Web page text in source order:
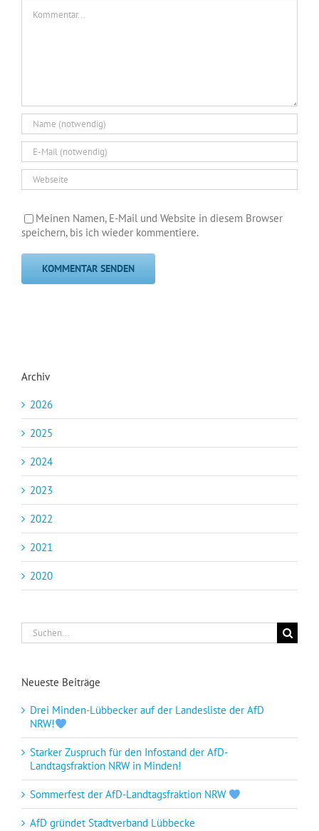
Meinen Namen, E-Mail und Website in diesem Browser
speichern, bis ich wieder kommentiere.
Archiv
2026
2025
2024
2023
2022
2021
2020
Suche
nach:
Neueste Beiträge
Drei Minden-Lübbecker auf der Landesliste der AfD
NRW!
Starker Zuspruch für den Infostand der AfD-
Landtagsfraktion NRW in Minden!
Sommerfest der AfD-Landtagsfraktion NRW
AfD gründet Stadtverband Lübbecke